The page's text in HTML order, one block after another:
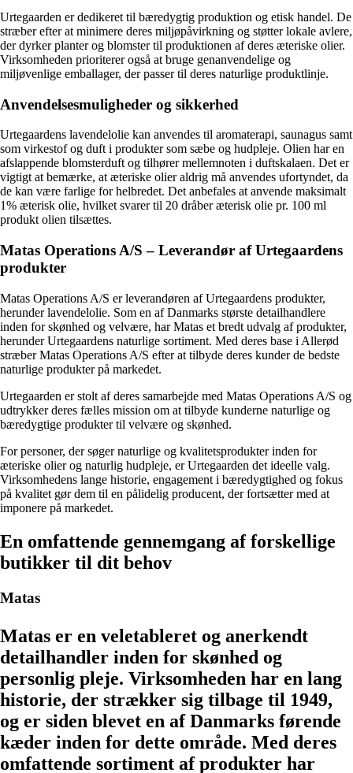
Urtegaarden er dedikeret til bæredygtig produktion og etisk handel. De
stræber efter at minimere deres miljøpåvirkning og støtter lokale avlere,
der dyrker planter og blomster til produktionen af deres æteriske olier.
Virksomheden prioriterer også at bruge genanvendelige og
miljøvenlige emballager, der passer til deres naturlige produktlinje.
Anvendelsesmuligheder og sikkerhed
Urtegaardens lavendelolie kan anvendes til aromaterapi, saunagus samt
som virkestof og duft i produkter som sæbe og hudpleje. Olien har en
afslappende blomsterduft og tilhører mellemnoten i duftskalaen. Det er
vigtigt at bemærke, at æteriske olier aldrig må anvendes ufortyndet, da
de kan være farlige for helbredet. Det anbefales at anvende maksimalt
1% æterisk olie, hvilket svarer til 20 dråber æterisk olie pr. 100 ml
produkt olien tilsættes.
Matas Operations A/S – Leverandør af Urtegaardens
produkter
Matas Operations A/S er leverandøren af Urtegaardens produkter,
herunder lavendelolie. Som en af Danmarks største detailhandlere
inden for skønhed og velvære, har Matas et bredt udvalg af produkter,
herunder Urtegaardens naturlige sortiment. Med deres base i Allerød
stræber Matas Operations A/S efter at tilbyde deres kunder de bedste
naturlige produkter på markedet.
Urtegaarden er stolt af deres samarbejde med Matas Operations A/S og
udtrykker deres fælles mission om at tilbyde kunderne naturlige og
bæredygtige produkter til velvære og skønhed.
For personer, der søger naturlige og kvalitetsprodukter inden for
æteriske olier og naturlig hudpleje, er Urtegaarden det ideelle valg.
Virksomhedens lange historie, engagement i bæredygtighed og fokus
på kvalitet gør dem til en pålidelig producent, der fortsætter med at
imponere på markedet.
En omfattende gennemgang af forskellige
butikker til dit behov
Matas
Matas er en veletableret og anerkendt
detailhandler inden for skønhed og
personlig pleje. Virksomheden har en lang
historie, der strækker sig tilbage til 1949,
og er siden blevet en af Danmarks førende
kæder inden for dette område. Med deres
omfattende sortiment af produkter har